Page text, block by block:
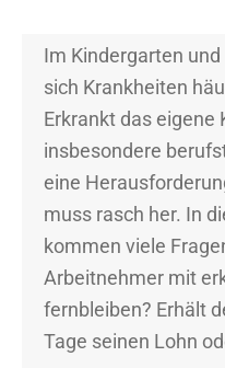
Im Kindergarten
sich Krankheiten
Erkrankt das eigene
insbesondere
eine
muss rasch her. In
kommen viele
Arbeitnehmer mit
fernbleiben? Erhält
Tage seinen Lohn